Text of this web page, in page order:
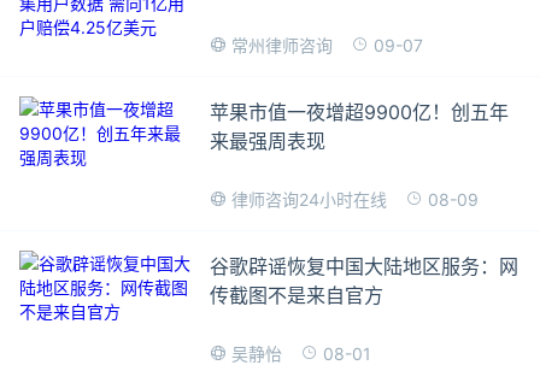
常州律师咨询 09-07
苹果市值一夜增超9900亿！创五年
来最强周表现
律师咨询24小时在线 08-09
谷歌辟谣恢复中国大陆地区服务：网
传截图不是来自官方
吴静怡 08-01